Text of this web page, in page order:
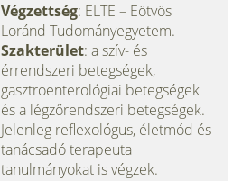
Végzettség: ELTE – Eötvös
Loránd Tudományegyetem.
Szakterület: a szív- és
érrendszeri betegségek,
gasztroenterológiai betegségek
és a légzőrendszeri betegségek.
Jelenleg reflexológus, életmód és
tanácsadó terapeuta
tanulmányokat is végzek.